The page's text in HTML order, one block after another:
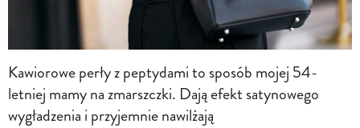
Kawiorowe perły z peptydami to sposób mojej 54-
letniej mamy na zmarszczki. Dają efekt satynowego
wygładzenia i przyjemnie nawilżają